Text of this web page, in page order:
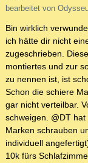
bearbeitet von
Bin wirklich
ich hätte dir nicht
zugeschrieben.
montiertes und zur
zu nennen ist, ist
Schon die schiere
gar nicht verteilbar.
schweigen. @DT
Marken schrauben
individuell
10k fürs